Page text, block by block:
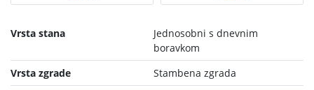
Vrsta stana
Jednosobni s dnevnim
boravkom
Vrsta zgrade
Stambena zgrada